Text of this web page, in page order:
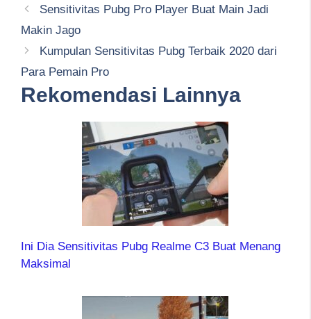
Sensitivitas Pubg Pro Player Buat Main Jadi
Makin Jago
Kumpulan Sensitivitas Pubg Terbaik 2020 dari
Para Pemain Pro
Rekomendasi Lainnya
Ini Dia Sensitivitas Pubg Realme C3 Buat Menang
Maksimal